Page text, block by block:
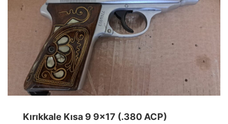
Kırıkkale Kısa 9 9×17 (.380 ACP)